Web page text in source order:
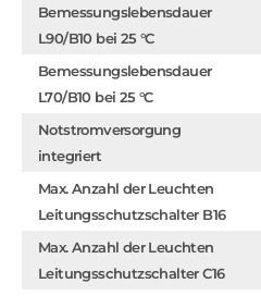
Bemessungslebensdauer
L90/B10 bei 25 °C
Bemessungslebensdauer
L70/B10 bei 25 °C
Notstromversorgung
integriert
Max. Anzahl der Leuchten
Leitungsschutzschalter B16
Max. Anzahl der Leuchten
Leitungsschutzschalter C16